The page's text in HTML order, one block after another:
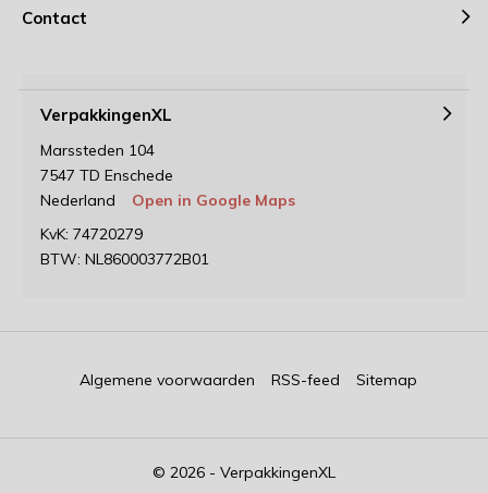
Contact
VerpakkingenXL
Marssteden 104
7547 TD Enschede
Nederland
Open in Google Maps
KvK: 74720279
BTW: NL860003772B01
© 2026 - VerpakkingenXL
Algemene voorwaarden RSS-feed Sitemap